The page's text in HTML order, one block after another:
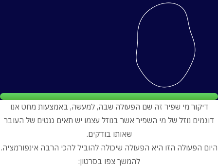
דיקור מי שפיר זה שם הפעולה שבה, למעשה, באמצעות מחט אנו
דוגמים נוזל של מי השפיר אשר בנוזל עצמו יש תאים גנטים של העובר
שאותו בודקים.
היום הפעולה הזו היא הפעולה שיכולה להוביל להכי הרבה אינפורמציה.
להמשך צפו בסרטון: